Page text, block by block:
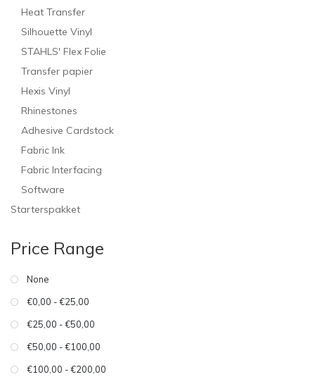
Heat Transfer
Silhouette Vinyl
STAHLS' Flex Folie
Transfer papier
Hexis Vinyl
Rhinestones
Adhesive Cardstock
Fabric Ink
Fabric Interfacing
Software
Starterspakket
Price Range
None
€0,00 - €25,00
€25,00 - €50,00
€50,00 - €100,00
€100,00 - €200,00